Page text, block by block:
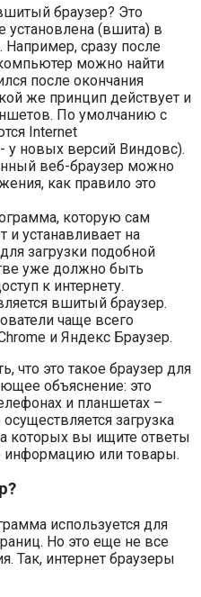
браузер? Это
установлена (вшита) в
сразу после
можно найти
после окончания
же принцип действует и
По умолчанию с
Internet
у новых версий Виндовс).
веб-браузер можно
как правило это
которую сам
и устанавливает на
загрузки подобной
уже должно быть
к интернету.
вшитый браузер.
чаще всего
и Яндекс Браузер.
что это такое браузер для
объяснение: это
и планшетах –
загрузка
которых вы ищите ответы
информацию или товары.
используется для
Но это еще не все
Так, интернет браузеры